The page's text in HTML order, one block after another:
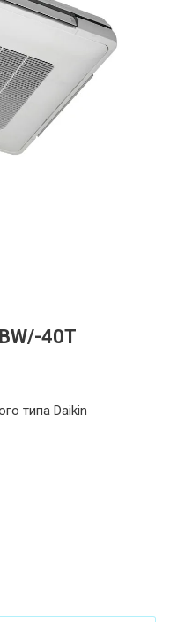
40T
типа Daikin